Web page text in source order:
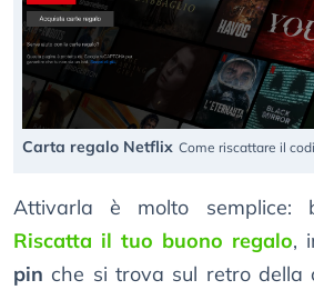
Carta regalo Netflix Come riscattare il
Attivarla è molto semplice:
Riscatta il tuo buono regalo,
pin che si trova sul retro della